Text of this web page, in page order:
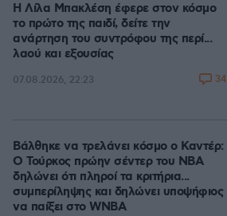
Η Λίλα Μπακλέση έφερε στον κόσμο
το πρώτο της παιδί, δείτε την
ανάρτηση του συντρόφου της περί...
λαού και εξουσίας
07.08.2026, 22:23 34
Βάλθηκε να τρελάνει κόσμο ο Καντέρ:
Ο Τούρκος πρώην σέντερ του NBA
δηλώνει ότι πληροί τα κριτήρια...
συμπερίληψης και δηλώνει υποψήφιος
να παίξει στο WNBA